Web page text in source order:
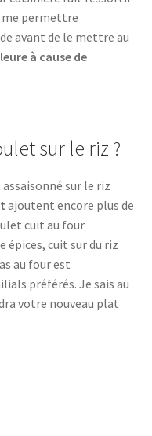
me permettre
avant de le mettre au
à cause de
sur le riz ?
sur le riz
ajoutent encore plus de
cuit au four
épices, cuit sur du riz
au four est
préférés. Je sais au
votre nouveau plat